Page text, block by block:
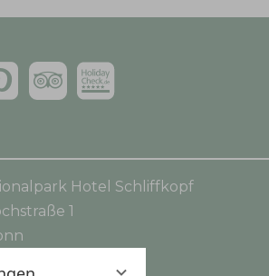
Hotel Schliffkopf
1